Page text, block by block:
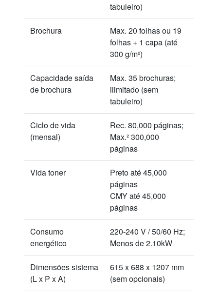
tabuleiro)
Brochura
Max. 20 folhas ou 19
folhas + 1 capa (até
300 g/m²)
Capacidade saída
de brochura
Max. 35 brochuras;
ilimitado (sem
tabuleiro)
Ciclo de vida
(mensal)
Rec. 80,000 páginas;
Max.² 300,000
páginas
Vida toner
Preto até 45,000
páginas
CMY até 45,000
páginas
Consumo
energético
220-240 V / 50/60 Hz;
Menos de 2.10kW
Dimensões sistema
(L x P x A)
615 x 688 x 1207 mm
(sem opcionais)